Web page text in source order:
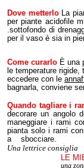
Dove metterloLa
per piante acidofile
.sottofondo di
per il vaso è sia in
Come curarlo È una
le temperature
eccedere con le
bagnarla, conviene
Quando tagliare i
decorare un angolo
maneggiare i rami
pianta solo i rami
a
sbocciare.
Una lettrice consiglia
LE
una